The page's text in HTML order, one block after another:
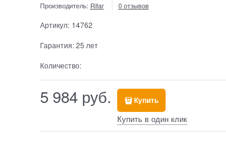
Производитель: Rifar 0 отзывов
Артикул: 14762
Гарантия:25 лет
Количество:
5 984 руб. Купить
Купить в один клик